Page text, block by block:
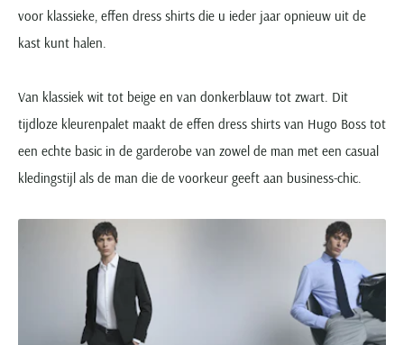
voor klassieke, effen dress shirts die u ieder jaar opnieuw uit de
kast kunt halen.
Van klassiek wit tot beige en van donkerblauw tot zwart. Dit
tijdloze kleurenpalet maakt de effen dress shirts van Hugo Boss tot
een echte basic in de garderobe van zowel de man met een casual
kledingstijl als de man die de voorkeur geeft aan business-chic.